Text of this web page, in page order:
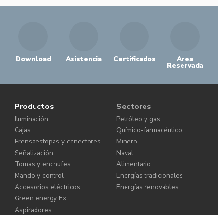
Download Asistencia Certificados Area
Reservada
Productos
Iluminación
Cajas
Prensaestopas y conectores
Señalización
Tomas y enchufes
Mando y control
Accesorios eléctricos
Green energy Ex
Aspiradores
Sectores
Petróleo y gas
Químico-farmacéutico
Minero
Naval
Alimentario
Energías tradicionales
Energías renovables